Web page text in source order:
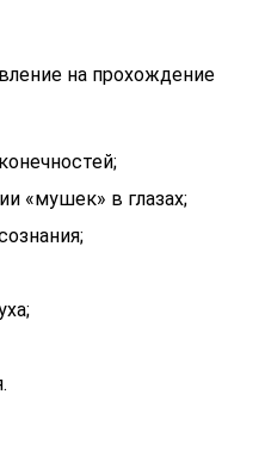
на прохождение
«мушек» в глазах;